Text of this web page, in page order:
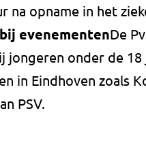
na opname in het
evenementenDe
jongeren onder de
in Eindhoven zoals
PSV.